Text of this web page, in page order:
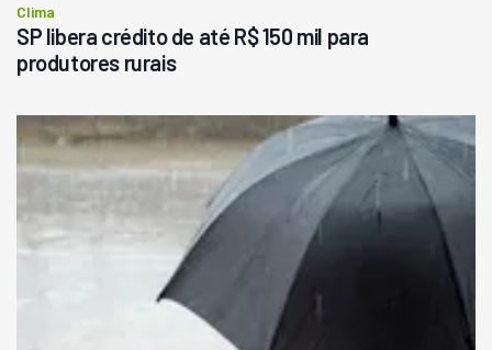
Clima
SP libera crédito de até R$ 150 mil para
produtores rurais